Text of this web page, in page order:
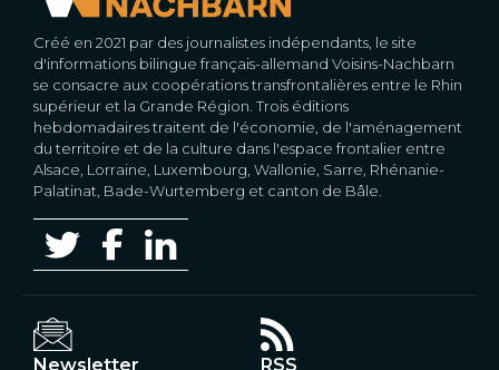
Créé en 2021 par des journalistes indépendants, le site
d'informations bilingue français-allemand Voisins-Nachbarn
se consacre aux coopérations transfrontalières entre le Rhin
supérieur et la Grande Région. Trois éditions
hebdomadaires traitent de l'économie, de l'aménagement
du territoire et de la culture dans l'espace frontalier entre
Alsace, Lorraine, Luxembourg, Wallonie, Sarre, Rhénanie-
Palatinat, Bade-Wurtemberg et canton de Bâle.
Newsletter RSS